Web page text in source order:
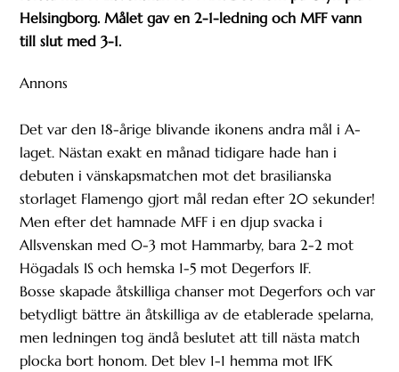
Helsingborg. Målet gav en 2-1-ledning och MFF vann
till slut med 3-1.
Annons
Det var den 18-årige blivande ikonens andra mål i A-
laget. Nästan exakt en månad tidigare hade han i
debuten i vänskapsmatchen mot det brasilianska
storlaget Flamengo gjort mål redan efter 20 sekunder!
Men efter det hamnade MFF i en djup svacka i
Allsvenskan med 0-3 mot Hammarby, bara 2-2 mot
Högadals IS och hemska 1-5 mot Degerfors IF.
Bosse skapade åtskilliga chanser mot Degerfors och var
betydligt bättre än åtskilliga av de etablerade spelarna,
men ledningen tog ändå beslutet att till nästa match
plocka bort honom. Det blev 1-1 hemma mot IFK